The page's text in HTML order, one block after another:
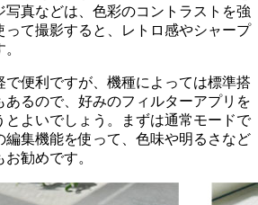
写真などは、色彩のコントラストを強
って撮影すると、レトロ感やシャープ
で便利ですが、機種によっては標準搭
あるので、好みのフィルターアプリを
とよいでしょう。まずは通常モードで
編集機能を使って、色味や明るさなど
勧めです。